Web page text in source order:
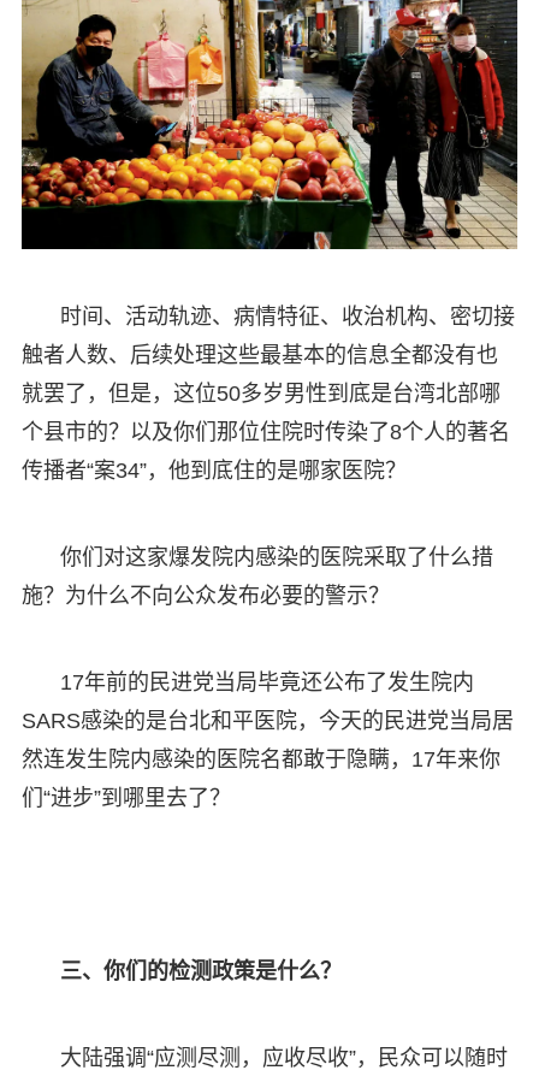
时间、活动轨迹、病情特征、收治机构、密切接
触者人数、后续处理这些最基本的信息全都没有也
就罢了，但是，这位50多岁男性到底是台湾北部哪
个县市的？以及你们那位住院时传染了8个人的著名
传播者“案34”，他到底住的是哪家医院？
你们对这家爆发院内感染的医院采取了什么措
施？为什么不向公众发布必要的警示？
17年前的民进党当局毕竟还公布了发生院内
SARS感染的是台北和平医院，今天的民进党当局居
然连发生院内感染的医院名都敢于隐瞒，17年来你
们“进步”到哪里去了？
三、你们的检测政策是什么？
大陆强调“应测尽测，应收尽收”，民众可以随时